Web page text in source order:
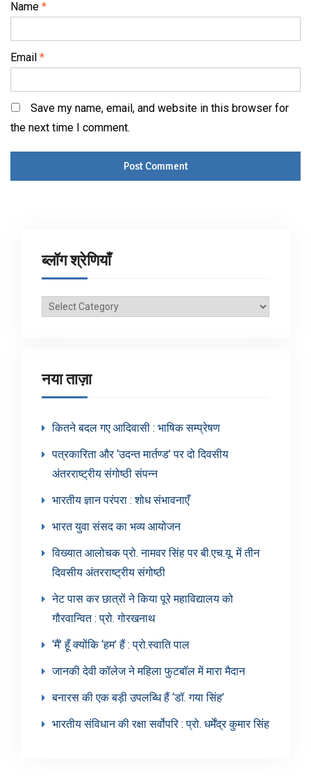
Name *
Email *
Save my name, email, and website in this browser for
the next time I comment.
ब्लॉग श्रेणियाँ
ब्लॉग
नया ताज़ा
कितने बदल गए आदिवासी : भाषिक सम्प्रेषण
पत्रकारिता और ‘उदन्त मार्तण्ड’ पर दो दिवसीय
अंतरराष्ट्रीय संगोष्ठी संपन्न
भारतीय ज्ञान परंपरा : शोध संभावनाएँ
भारत युवा संसद का भव्य आयोजन
विख्यात आलोचक प्रो. नामवर सिंह पर बी.एच.यू. में तीन
दिवसीय अंतरराष्ट्रीय संगोष्ठी
नेट पास कर छात्रों ने किया पूरे महाविद्यालय को
गौरवान्वित : प्रो. गोरखनाथ
‘मैं’ हूँ क्योंकि ‘हम’ हैं : प्रो.स्वाति पाल
जानकी देवी कॉलेज ने महिला फुटबॉल में मारा मैदान
बनारस की एक बड़ी उपलब्धि हैं ‘डॉ. गया सिंह’
भारतीय संविधान की रक्षा सर्वोपरि : प्रो. धर्मेंद्र कुमार सिंह